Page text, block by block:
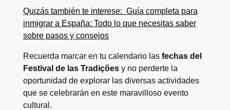
Quizás también te interese: Guía completa para
inmigrar a España: Todo lo que necesitas saber
sobre pasos y consejos
Recuerda marcar en tu calendario las fechas del
Festival de las Tradiçõesy no perderte la
oportunidad de explorar las diversas actividades
que se celebrarán en este maravilloso evento
cultural.